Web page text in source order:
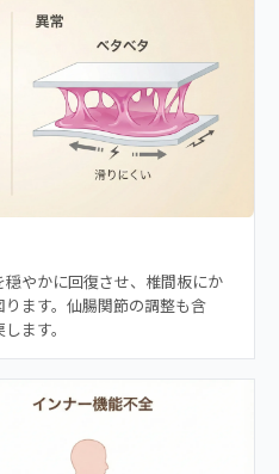
やかに回復させ、椎間板にか
ます。仙腸関節の調整も含
ます。